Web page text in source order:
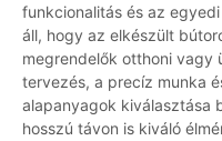
funkcionalitás és az
áll, hogy az elkészült
megrendelők otthoni vagy
tervezés, a precíz munka
alapanyagok kiválasztása
hosszú távon is kiváló